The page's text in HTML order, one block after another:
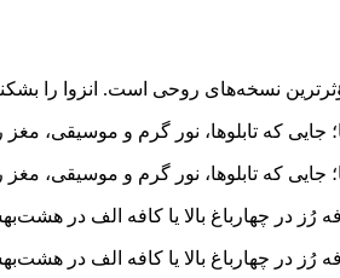
نسخه‌های روحی است. انزوا را بشکنید
جایی که تابلوها، نور گرم و موسیقی،
جایی که تابلوها، نور گرم و موسیقی،
رُز در چهارباغ بالا یا کافه الف در
رُز در چهارباغ بالا یا کافه الف در